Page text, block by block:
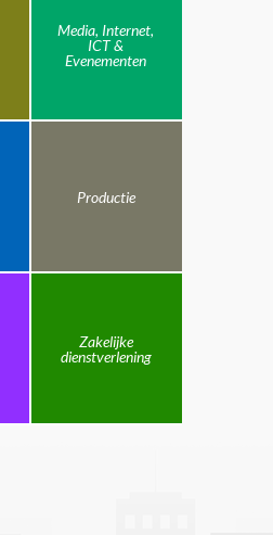
Media, Internet,
ICT &
Evenementen
Productie
Zakelijke
dienstverlening